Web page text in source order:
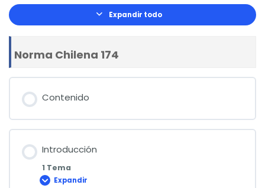
Expandir todo
Lecciones
Norma Chilena 174
Contenido
Introducción
1 Tema
Expandir
Introducción